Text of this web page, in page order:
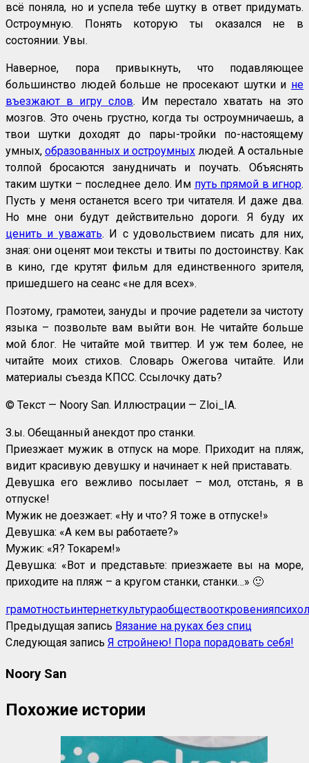
всё поняла, но и успела тебе шутку в ответ придумать.
Остроумную. Понять которую ты оказался не в
состоянии. Увы.
Наверное, пора привыкнуть, что подавляющее
большинство людей больше не просекают шутки и не
въезжают в игру слов. Им перестало хватать на это
мозгов. Это очень грустно, когда ты остроумничаешь, а
твои шутки доходят до пары-тройки по-настоящему
умных, образованных и остроумных людей. А остальные
толпой бросаются занудничать и поучать. Объяснять
таким шутки – последнее дело. Им путь прямой в игнор.
Пусть у меня останется всего три читателя. И даже два.
Но мне они будут действительно дороги. Я буду их
ценить и уважать. И с удовольствием писать для них,
зная: они оценят мои тексты и твиты по достоинству. Как
в кино, где крутят фильм для единственного зрителя,
пришедшего на сеанс «не для всех».
Поэтому, грамотеи, зануды и прочие радетели за чистоту
языка – позвольте вам выйти вон. Не читайте больше
мой блог. Не читайте мой твиттер. И уж тем более, не
читайте моих стихов. Словарь Ожегова читайте. Или
материалы съезда КПСС. Ссылочку дать?
© Текст — Noory San. Иллюстрации — Zloi_IA.
З.ы. Обещанный анекдот про станки.
Приезжает мужик в отпуск на море. Приходит на пляж,
видит красивую девушку и начинает к ней приставать.
Девушка его вежливо посылает – мол, отстань, я в
отпуске!
Мужик не доезжает: «Ну и что? Я тоже в отпуске!»
Девушка: «А кем вы работаете?»
Мужик: «Я? Токарем!»
Девушка: «Вот и представьте: приезжаете вы на море,
приходите на пляж – а кругом станки, станки…» 🙂
грамотностьинтернеткультураобществооткровения
Предыдущая запись Вязание на руках без спиц
Следующая запись Я стройнею! Пора порадовать себя!
Noory San
Похожие истории